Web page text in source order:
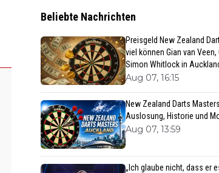
Beliebte Nachrichten
Preisgeld New Zealand
viel können Gian van Veen,
Simon Whitlock in
Aug 07, 16:15
New Zealand Darts
Auslosung, Historie und
Aug 07, 13:59
„Ich glaube nicht, dass er